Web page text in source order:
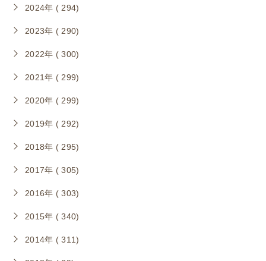
2024年 ( 294)
2023年 ( 290)
2022年 ( 300)
2021年 ( 299)
2020年 ( 299)
2019年 ( 292)
2018年 ( 295)
2017年 ( 305)
2016年 ( 303)
2015年 ( 340)
2014年 ( 311)